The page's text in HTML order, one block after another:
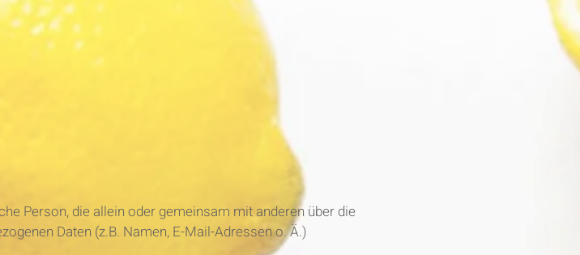
Person, die allein oder gemeinsam mit anderen über die
Daten (z.B. Namen, E-Mail-Adressen o. Ä.)